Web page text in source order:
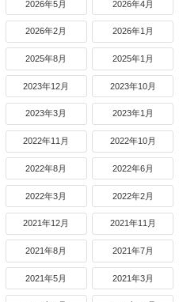
2026年5月 2026年4月
2026年2月 2026年1月
2025年8月 2025年1月
2023年12月 2023年10月
2023年3月 2023年1月
2022年11月 2022年10月
2022年8月 2022年6月
2022年3月 2022年2月
2021年12月 2021年11月
2021年8月 2021年7月
2021年5月 2021年3月